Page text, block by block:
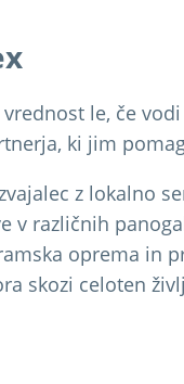
le, če
ki jim
z lokalno
v različnih
oprema in
skozi celoten